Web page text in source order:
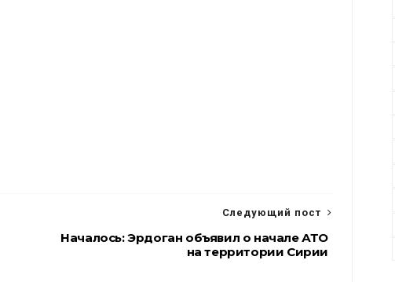
Следующий пост
Началось: Эрдоган объявил о начале АТО
на территории Сирии